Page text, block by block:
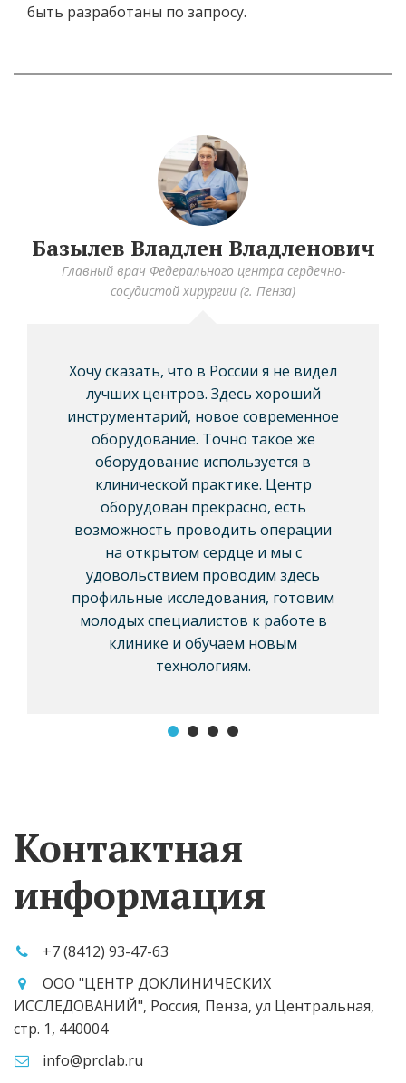
быть разработаны по запросу.
Базылев Владлен Владленович
Главный врач Федерального центра сердечно-
сосудистой хирургии (г. Пенза)
Хочу сказать, что в России я не видел
лучших центров. Здесь хороший
инструментарий, новое современное
оборудование. Точно такое же
оборудование используется в
клинической практике. Центр
оборудован прекрасно, есть
возможность проводить операции
на открытом сердце и мы с
удовольствием проводим здесь
профильные исследования, готовим
молодых специалистов к работе в
клинике и обучаем новым
технологиям.
Контактная
информация
+7 (8412) 93-47-63
ООО "ЦЕНТР ДОКЛИНИЧЕСКИХ
ИССЛЕДОВАНИЙ", Россия, Пенза, ул Центральная,
стр. 1, 440004
info@prclab.ru